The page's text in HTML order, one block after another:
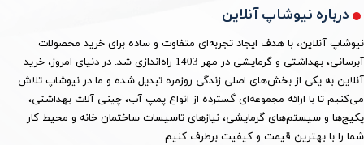
درباره نیوشاپ آنلاین
نیوشاپ آنلاین، با هدف ایجاد تجربه‌ای متفاوت و ساده برای خرید محصولات
آبرسانی، بهداشتی و گرمایشی در مهر 1403 راه‌اندازی شد. در دنیای امروز، خرید
آنلاین به یکی از بخش‌های اصلی زندگی روزمره تبدیل شده و ما در نیوشاپ تلاش
می‌کنیم تا با ارائه مجموعه‌ای گسترده از انواع پمپ آب، چینی آلات بهداشتی،
پکیج‌ها و سیستم‌های گرمایشی، نیازهای تاسیسات ساختمان خانه و محیط کار
شما را با بهترین قیمت و کیفیت برطرف کنیم.